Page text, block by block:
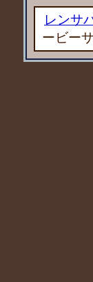
レンサ
ービー